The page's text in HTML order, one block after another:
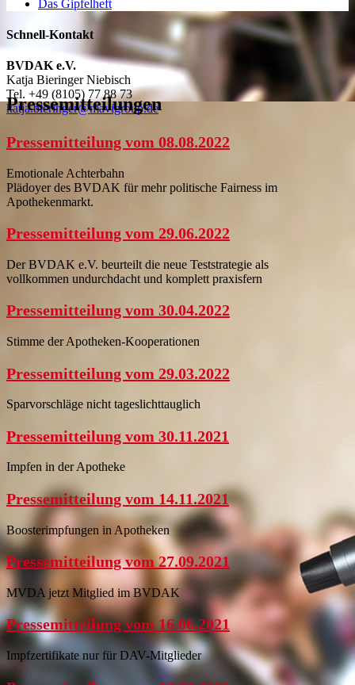
Das Gipfelheft
Schnell-Kontakt
BVDAK e.V.
Katja Bieringer Niebisch
Tel. +49 (8105) 77 88 73
katja.bieringer@mavigroup.de
Pressemitteilungen
Pressemitteilung vom 08.08.2022
Emotionale Achterbahn
Plädoyer des BVDAK für mehr politische Fairness im
Apothekenmarkt.
Pressemitteilung vom 29.06.2022
Der BVDAK e.V. beurteilt die neue Teststrategie als
vollkommen undurchdacht und komplett praxisfern
Pressemitteilung vom 30.04.2022
Stimme der Apotheken-Kooperationen
Pressemitteilung vom 29.03.2022
Sparvorschläge nicht tageslichttauglich
Pressemitteilung vom 30.11.2021
Impfen in der Apotheke
Pressemitteilung vom 14.11.2021
Boosterimpfungen in Apotheken
Pressemitteilung vom 27.09.2021
MVDA jetzt Mitglied im BVDAK
Pressemitteilung vom 16.06.2021
Impfzertifikate nur für DAV-Mitglieder